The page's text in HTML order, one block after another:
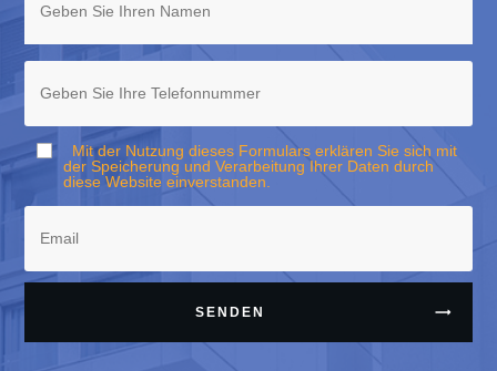
Mit der Nutzung dieses Formulars erklären Sie sich mit
der Speicherung und Verarbeitung Ihrer Daten durch
diese Website einverstanden.
SENDEN